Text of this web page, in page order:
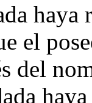
el
del